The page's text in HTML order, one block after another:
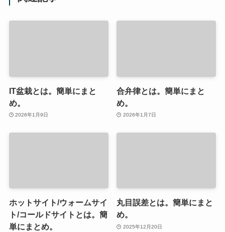
IT盆栽とは。簡単にまと
め。
2026年1月9日
合弁律とは。簡単にまと
め。
2026年1月7日
ホットサイト/ウォームサイ
ト/コールドサイトとは。簡
単にまとめ。
丸目誤差とは。簡単にまと
め。
2025年12月20日